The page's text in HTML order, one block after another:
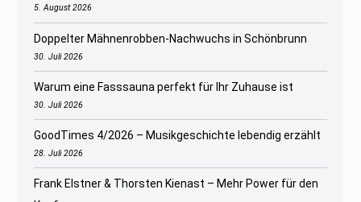
5. August 2026
Doppelter Mähnenrobben-Nachwuchs in Schönbrunn
30. Juli 2026
Warum eine Fasssauna perfekt für Ihr Zuhause ist
30. Juli 2026
GoodTimes 4/2026 – Musikgeschichte lebendig erzählt
28. Juli 2026
Frank Elstner & Thorsten Kienast – Mehr Power für den